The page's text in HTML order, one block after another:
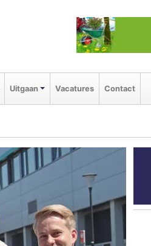
Uitgaan Vacatures Contact